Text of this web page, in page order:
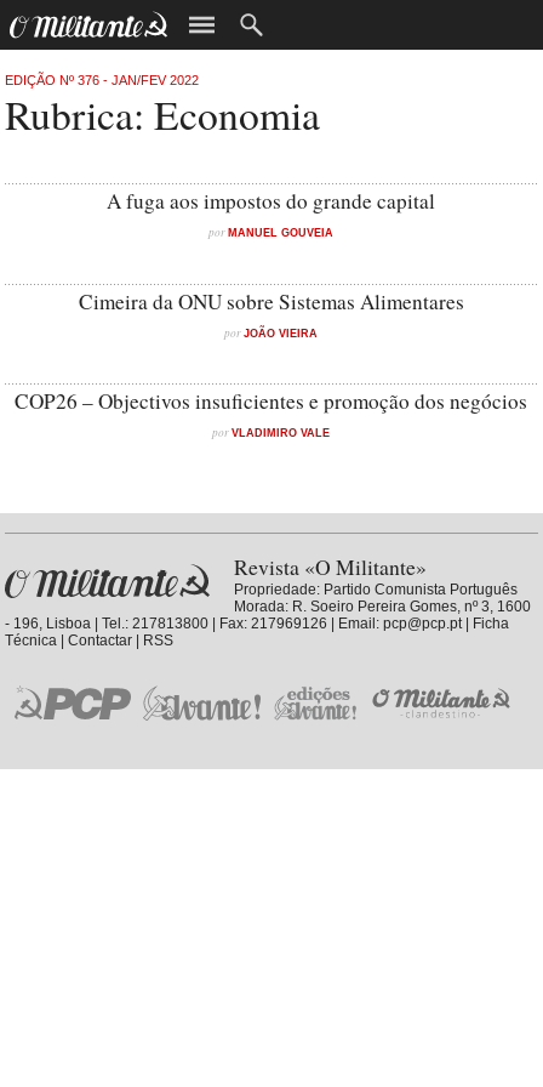
EDIÇÃO Nº 376 - JAN/FEV 2022
Rubrica: Economia
A fuga aos impostos do grande capital
porMANUEL GOUVEIA
Cimeira da ONU sobre Sistemas Alimentares
porJOÃO VIEIRA
COP26 – Objectivos insuficientes e promoção dos negócios
porVLADIMIRO VALE
Revista «O Militante»
Propriedade: Partido Comunista Português
Morada: R. Soeiro Pereira Gomes, nº 3, 1600
- 196, Lisboa | Tel.: 217813800 | Fax: 217969126 | Email:pcp@pcp.pt | Ficha
Técnica |Contactar | RSS